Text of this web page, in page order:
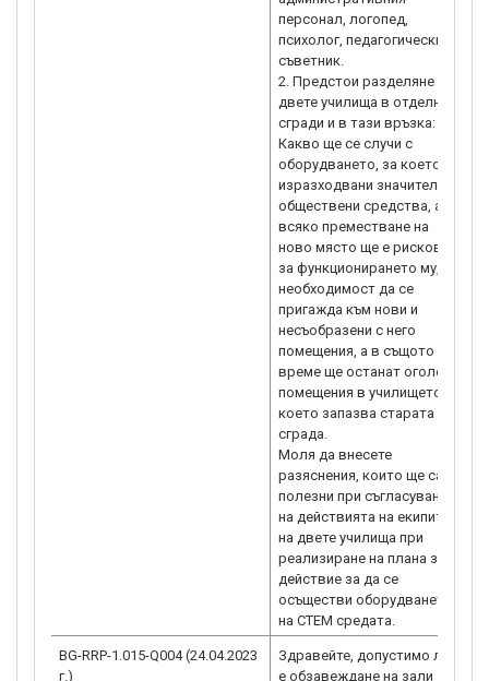
персонал, логопед,
психолог, педагогически
съветник.
2. Предстои разделяне на
двете училища в отделни
сгради и в тази връзка:
Какво ще се случи с
оборудването, за което са
изразходвани значителни
обществени средства, а
всяко преместване на
ново място ще е рисково
за функционирането му,
необходимост да се
пригажда към нови и
несъобразени с него
помещения, а в същото
време ще останат оголени
помещения в училището,
което запазва старата
сграда.
Моля да внесете
разяснения, които ще са
полезни при съгласуване
на действията на екипите
на двете училища при
реализиране на плана за
действие за да се
осъществи оборудването
на СТЕМ средата.
BG-RRP-1.015-Q004 (24.04.2023
г.)
Здравейте, допустимо ли
е обзавеждане на зали за